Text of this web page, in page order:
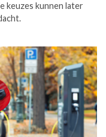
keuzes kunnen later